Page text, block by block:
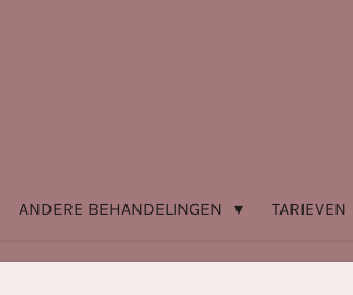
ANDERE BEHANDELINGEN TARIEVEN